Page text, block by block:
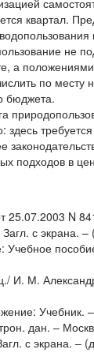
квартал.
не
а
по месту
бюджета.
подходов в
N
с экрана.
И. М.
Учебник.
дан. –
с экрана. –